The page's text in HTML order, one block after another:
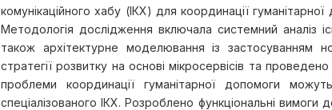
комунікаційного хабу (ІКХ) для координації
Методологія дослідження включала системний аналіз
також архітектурне моделювання із застосуванням
стратегії розвитку на основі мікросервісів та
проблеми координації гуманітарної допомоги
спеціалізованого ІКХ. Розроблено функціональні